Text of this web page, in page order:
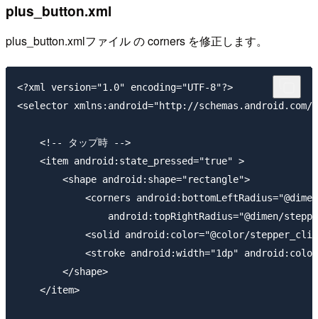
plus_button.xml
plus_button.xmlファイル の corners を修正します。
<?xml version="1.0" encoding="UTF-8"?>
<selector xmlns:android="http://schemas.android.com/
    <!-- タップ時 -->
    <item android:state_pressed="true" >
        <shape android:shape="rectangle">
<corners
android:topRightRadius="@dimen/
<solid android:color="@color/
<stroke android:width="1dp"
        </shape>
    </item>